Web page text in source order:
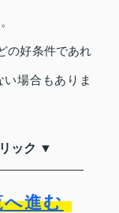
の好条件であれ
場合もありま
ック ▼
へ進む